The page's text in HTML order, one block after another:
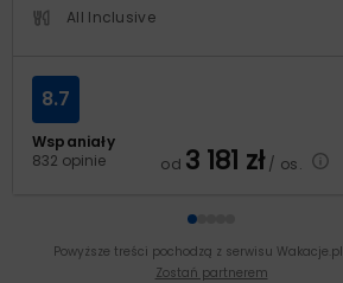
All Inclusive
Wspaniały
832 opinie
8.7
od 3 181 zł/ os.
Powyższe treści pochodzą z serwisu Wakacje.pl
Zostań partnerem